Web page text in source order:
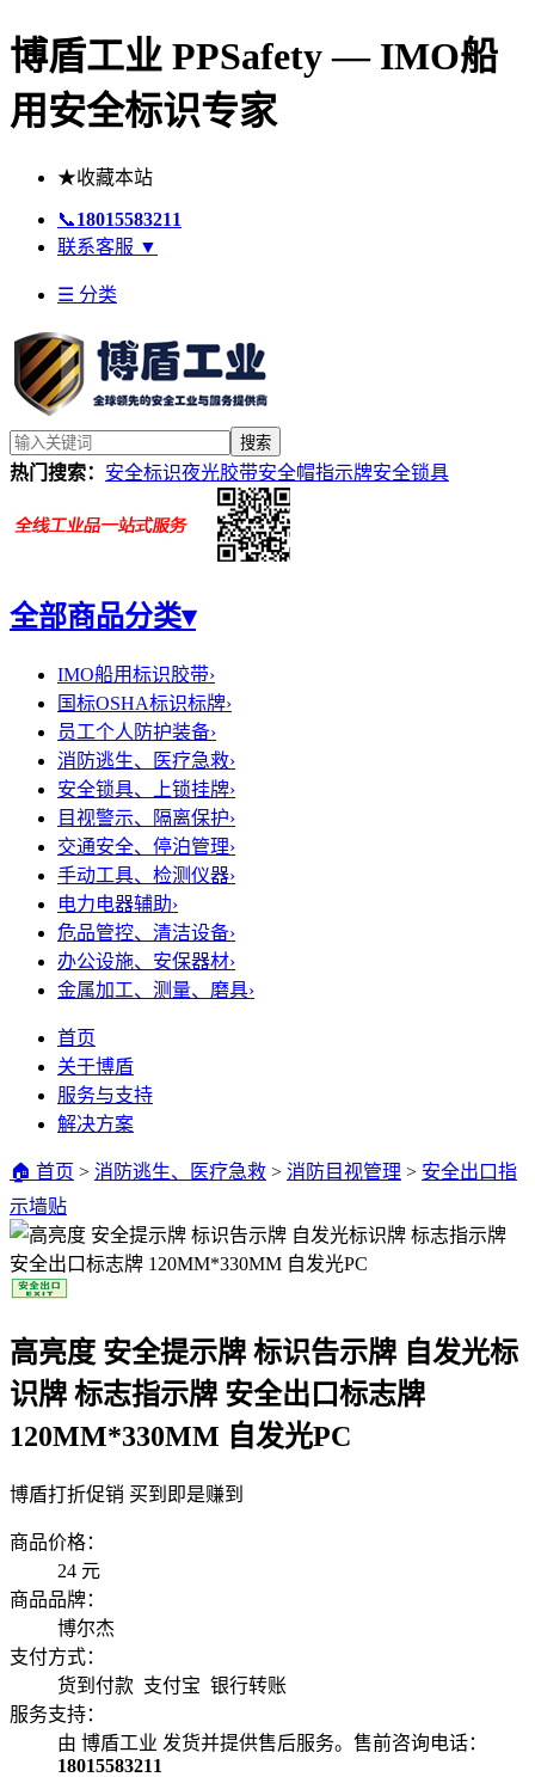
博盾工业 PPSafety — IMO船
用安全标识专家
★收藏本站
📞18015583211
联系客服 ▼
☰ 分类
搜索
热门搜索： 安全标识夜光胶带安全帽指示牌安全锁具
全部商品分类▾
IMO船用标识胶带›
国标OSHA标识标牌›
员工个人防护装备›
消防逃生、医疗急救›
安全锁具、上锁挂牌›
目视警示、隔离保护›
交通安全、停泊管理›
手动工具、检测仪器›
电力电器辅助›
危品管控、清洁设备›
办公设施、安保器材›
金属加工、测量、磨具›
首页
关于博盾
服务与支持
解决方案
🏠 首页 > 消防逃生、医疗急救 > 消防目视管理 > 安全出口指
示墙贴
高亮度 安全提示牌 标识告示牌 自发光标
识牌 标志指示牌 安全出口标志牌
120MM*330MM 自发光PC
博盾打折促销 买到即是赚到
商品价格：
24 元
商品品牌：
博尔杰
支付方式：
货到付款 支付宝 银行转账
服务支持：
由 博盾工业 发货并提供售后服务。售前咨询电话：
18015583211